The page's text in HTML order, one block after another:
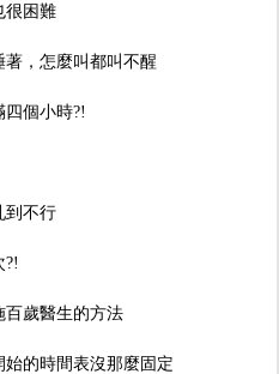
很困難
，怎麼叫都叫不醒
個小時?!
到不行
?!
百歲醫生的方法
的時間表沒那麼固定